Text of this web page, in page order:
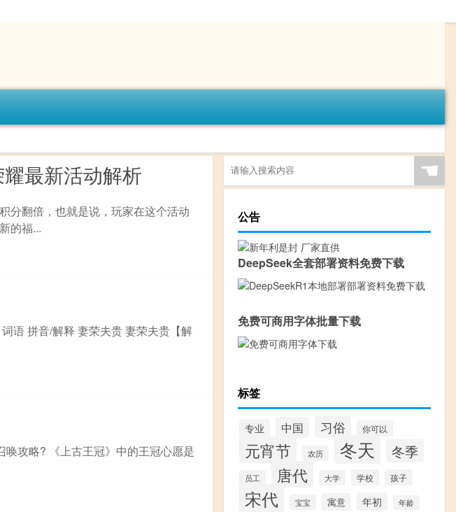
最新活动解析
分翻倍，也就是说，玩家在这个活动
的福...
语 拼音/解释 妻荣夫贵 妻荣夫贵【解
唤攻略? 《上古王冠》中的王冠心愿是
☚
公告
DeepSeek全套部署资料免费下载
免费可商用字体批量下载
标签
专业 中国 习俗 你可以
元宵节 农历 冬天 冬季
员工 唐代 大学 学校 孩子
宋代 宝宝 寓意 年初 年龄